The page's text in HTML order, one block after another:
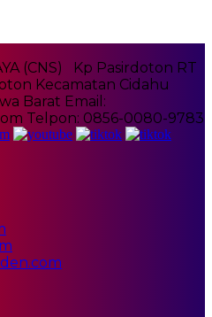
(CNS) Kp Pasirdoton RT
Kecamatan Cidahu
Barat Email:
Telpon: 0856-0080-9783